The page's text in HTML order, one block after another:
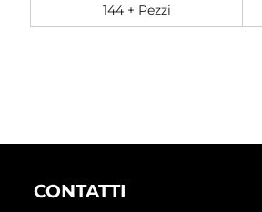
144 + Pezzi
CONTATTI